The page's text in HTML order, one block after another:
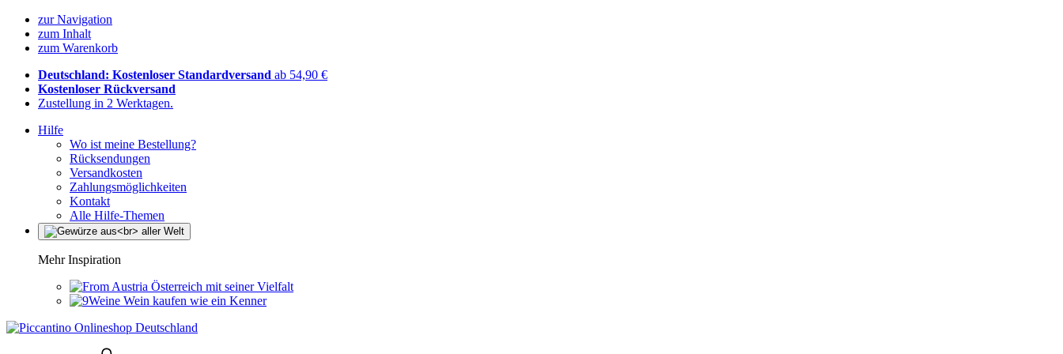
zur Navigation
zum Inhalt
zum Warenkorb
Deutschland: Kostenloser Standardversand ab 54,90 €
Kostenloser Rückversand
Zustellung in 2 Werktagen.
Hilfe
Wo ist meine Bestellung?
Rücksendungen
Versandkosten
Zahlungsmöglichkeiten
Kontakt
Alle Hilfe-Themen
Mehr Inspiration
Österreich mit seiner Vielfalt
Wein kaufen wie ein Kenner